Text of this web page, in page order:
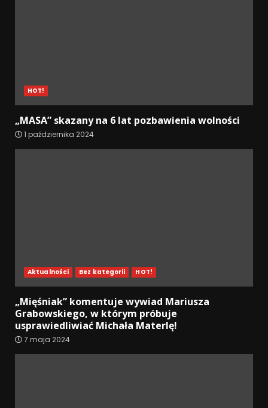
HOT!
„MASA” skazany na 6 lat pozbawienia wolności
1 października 2024
Aktualności Bez kategorii HOT!
„Mięśniak” komentuje wywiad Mariusza
Grabowskiego, w którym próbuje
usprawiedliwiać Michała Materlę!
7 maja 2024